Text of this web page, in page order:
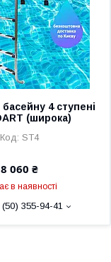
4 ступені
(широка)
ST4
8 060 ₴
в наявності
(50) 355-94-41